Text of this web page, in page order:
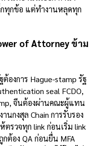
ทุกข้อ แต่ทำงานหลุดทุก
of Attorney ข้าม
องการ Hague-stamp รัฐ
seal FCDO,
จีนต้องผ่านคณะผู้แทน
กงสุล Chain การรับรอง
ตรวจทุก link ก่อนเริ่ม link
ต้อง QA ก่อนยื่น MFA